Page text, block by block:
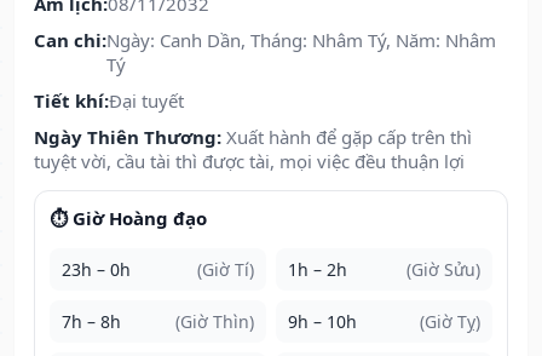
Can chi:Ngày: Canh Dần, Tháng: Nhâm Tý, Năm: Nhâm
Tý
Tiết khí:Đại tuyết
Ngày Thiên Thương: Xuất hành để gặp cấp trên thì
tuyệt vời, cầu tài thì được tài, mọi việc đều thuận lợi
⏱️ Giờ Hoàng đạo
23h – 0h (Giờ Tí) 1h – 2h (Giờ Sửu)
7h – 8h (Giờ Thìn) 9h – 10h (Giờ Tỵ)